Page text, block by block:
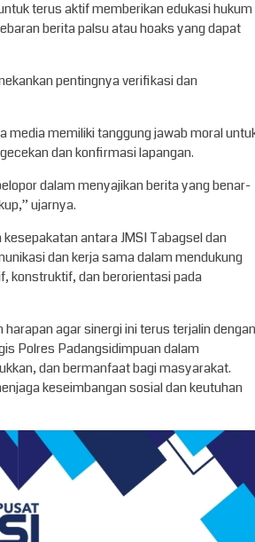
terus aktif memberikan edukasi hukum
berita palsu atau hoaks yang dapat
pentingnya verifikasi dan
media memiliki tanggung jawab moral
dan konfirmasi lapangan.
dalam menyajikan berita yang benar-
ujarnya.
antara JMSI Tabagsel dan
dan kerja sama dalam mendukung
konstruktif, dan berorientasi pada
agar sinergi ini terus terjalin dengan
Polres Padangsidimpuan dalam
dan bermanfaat bagi masyarakat.
keseimbangan sosial dan keutuhan